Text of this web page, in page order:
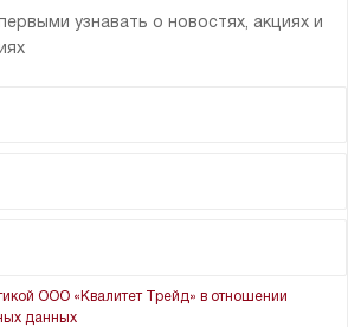
узнавать о новостях, акциях и
ООО «Квалитет Трейд» в отношении
данных